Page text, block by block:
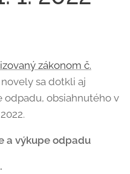
zákonom č.
sa dotkli aj
odpadu, obsiahnutého v
a výkupe odpadu